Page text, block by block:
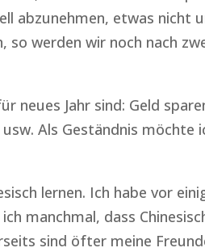
abzunehmen, etwas nicht
so werden wir noch nach
neues Jahr sind: Geld
Als Geständnis möchte
lernen. Ich habe vor
manchmal, dass
sind öfter meine